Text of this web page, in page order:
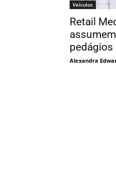
Veículos
Retail
pedágios
Alexandra